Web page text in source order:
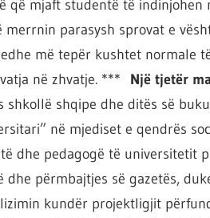
që mjaft studentë të
merrnin parasysh sprovat e
më tepër kushtet
në zhvatje. ***
Një tjetër
shkollë shqipe dhe ditës së
në mjediset e qendrës
dhe pedagogë të universitetit
dhe përmbajtjes së gazetës,
kundër projektligjit